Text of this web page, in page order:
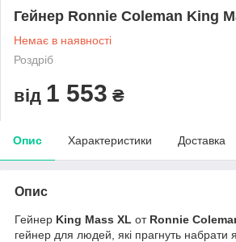
Гейнер Ronnie Coleman King
Немає в наявності
Роздріб
від 1 553 ₴
Опис Характеристики Доставка
Опис
Гейнер King Mass XL от Ronnie
гейнер для людей, які прагнуть набрати